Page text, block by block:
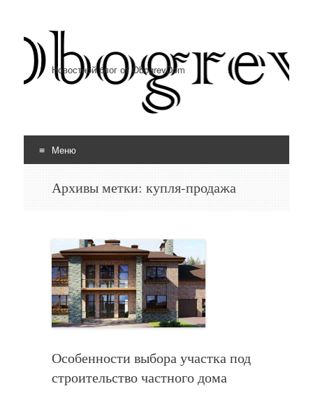
Новостной блог от ObogrevDom
Меню
Архивы метки: купля-продажа
Особенности выбора участка под
строительство частного дома